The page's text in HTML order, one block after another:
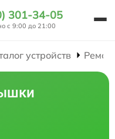
301-34-05
с 9:00 до 21:00
устройств